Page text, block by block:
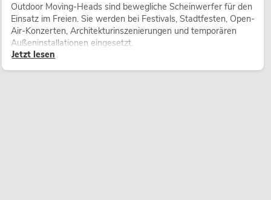
Outdoor Moving-Heads sind bewegliche Scheinwerfer für den
Einsatz im Freien. Sie werden bei Festivals, Stadtfesten, Open-
Air-Konzerten, Architekturinszenierungen und temporären
Außeninstallationen eingesetzt.
Jetzt lesen